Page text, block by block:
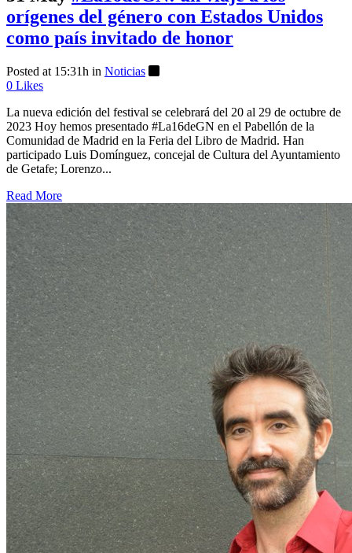
orígenes del género con Estados Unidos
como país invitado de honor
Posted at 15:31h in Noticias
0 Likes
La nueva edición del festival se celebrará del 20 al 29 de octubre de
2023 Hoy hemos presentado #La16deGN en el Pabellón de la
Comunidad de Madrid en la Feria del Libro de Madrid. Han
participado Luis Domínguez, concejal de Cultura del Ayuntamiento
de Getafe; Lorenzo...
Read More